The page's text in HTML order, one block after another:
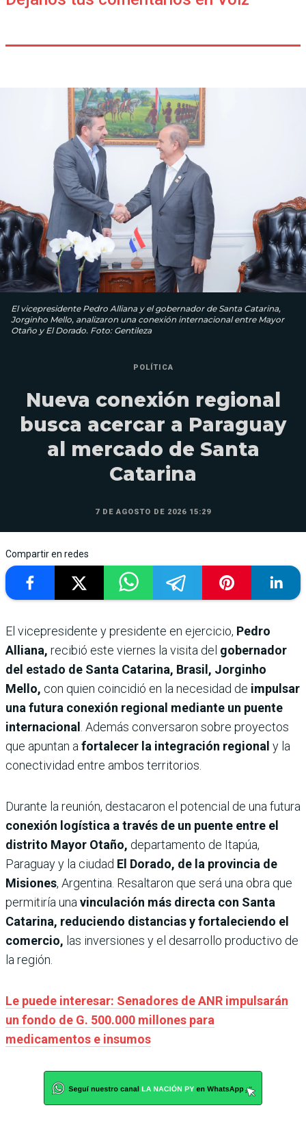
El vicepresidente Pedro Alliana y el gobernador de Santa Catarina,
Jorginho Mello, analizaron una conexión internacional entre Mayor
Otaño y El Dorado. Foto: Gentileza
POLÍTICA
Nueva conexión regional
busca acercar a Paraguay
al mercado de Santa
Catarina
7 DE AGOSTO DE 2026 15:29
Compartir en redes
El vicepresidente y presidente en ejercicio, Pedro
Alliana, recibió este viernes la visita del gobernador
del estado de Santa Catarina, Brasil, Jorginho
Mello, con quien coincidió en la necesidad de impulsar
una futura conexión regional mediante un puente
internacional . Además conversaron sobre proyectos
que apuntan a fortalecer la integración regional y la
conectividad entre ambos territorios.
Durante la reunión, destacaron el potencial de una futura
conexión logística a través de un puente entre el
distrito Mayor Otaño, departamento de Itapúa,
Paraguay y la ciudad El Dorado, de la provincia de
Misiones, Argentina. Resaltaron que será una obra que
permitiría una vinculación más directa con Santa
Catarina, reduciendo distancias y fortaleciendo el
comercio, las inversiones y el desarrollo productivo de
la región.
Le puede interesar: Senadores de ANR impulsarán
un fondo de G. 500.000 millones para
medicamentos e insumos